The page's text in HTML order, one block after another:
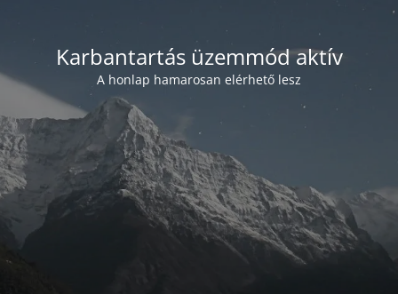
Karbantartás üzemmód aktív
A honlap hamarosan elérhető lesz